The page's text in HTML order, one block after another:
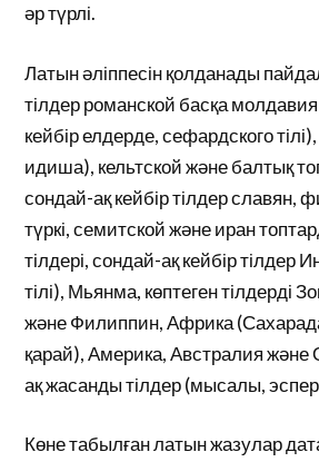
әр түрлі.
Латын әліппесін қолданады
тілдер романской басқа
кейбір елдерде, сефардского
идиша), кельтской және балтық
сондай-ақ кейбір тілдер славян,
түркі, семитской және иран
тілдері, сондай-ақ кейбір тілдер
тілі), Мьянма, көптеген тілдерді
және Филиппин, Африка
қарай), Америка, Австралия және
ақ жасанды тілдер (мысалы,
Көне табылған латын жазулар